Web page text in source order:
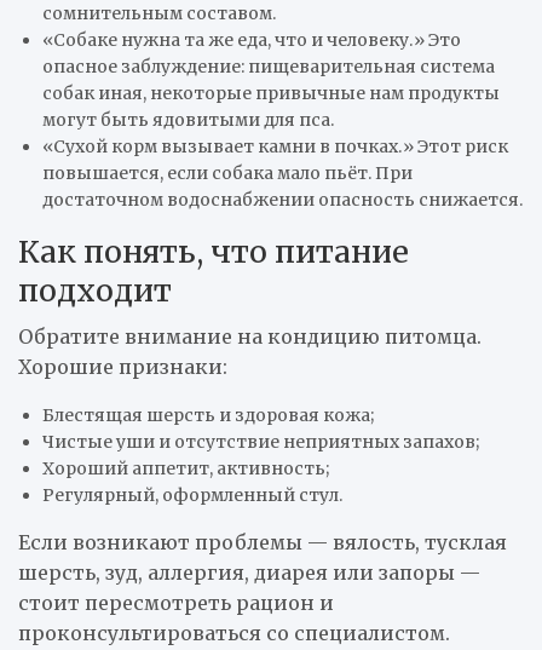
сомнительным составом.
«Собаке нужна та же еда, что и человеку.» Это
опасное заблуждение: пищеварительная система
собак иная, некоторые привычные нам продукты
могут быть ядовитыми для пса.
«Сухой корм вызывает камни в почках.» Этот риск
повышается, если собака мало пьёт. При
достаточном водоснабжении опасность снижается.
Как понять, что питание
подходит
Обратите внимание на кондицию питомца.
Хорошие признаки:
Блестящая шерсть и здоровая кожа;
Чистые уши и отсутствие неприятных запахов;
Хороший аппетит, активность;
Регулярный, оформленный стул.
Если возникают проблемы — вялость, тусклая
шерсть, зуд, аллергия, диарея или запоры —
стоит пересмотреть рацион и
проконсультироваться со специалистом.